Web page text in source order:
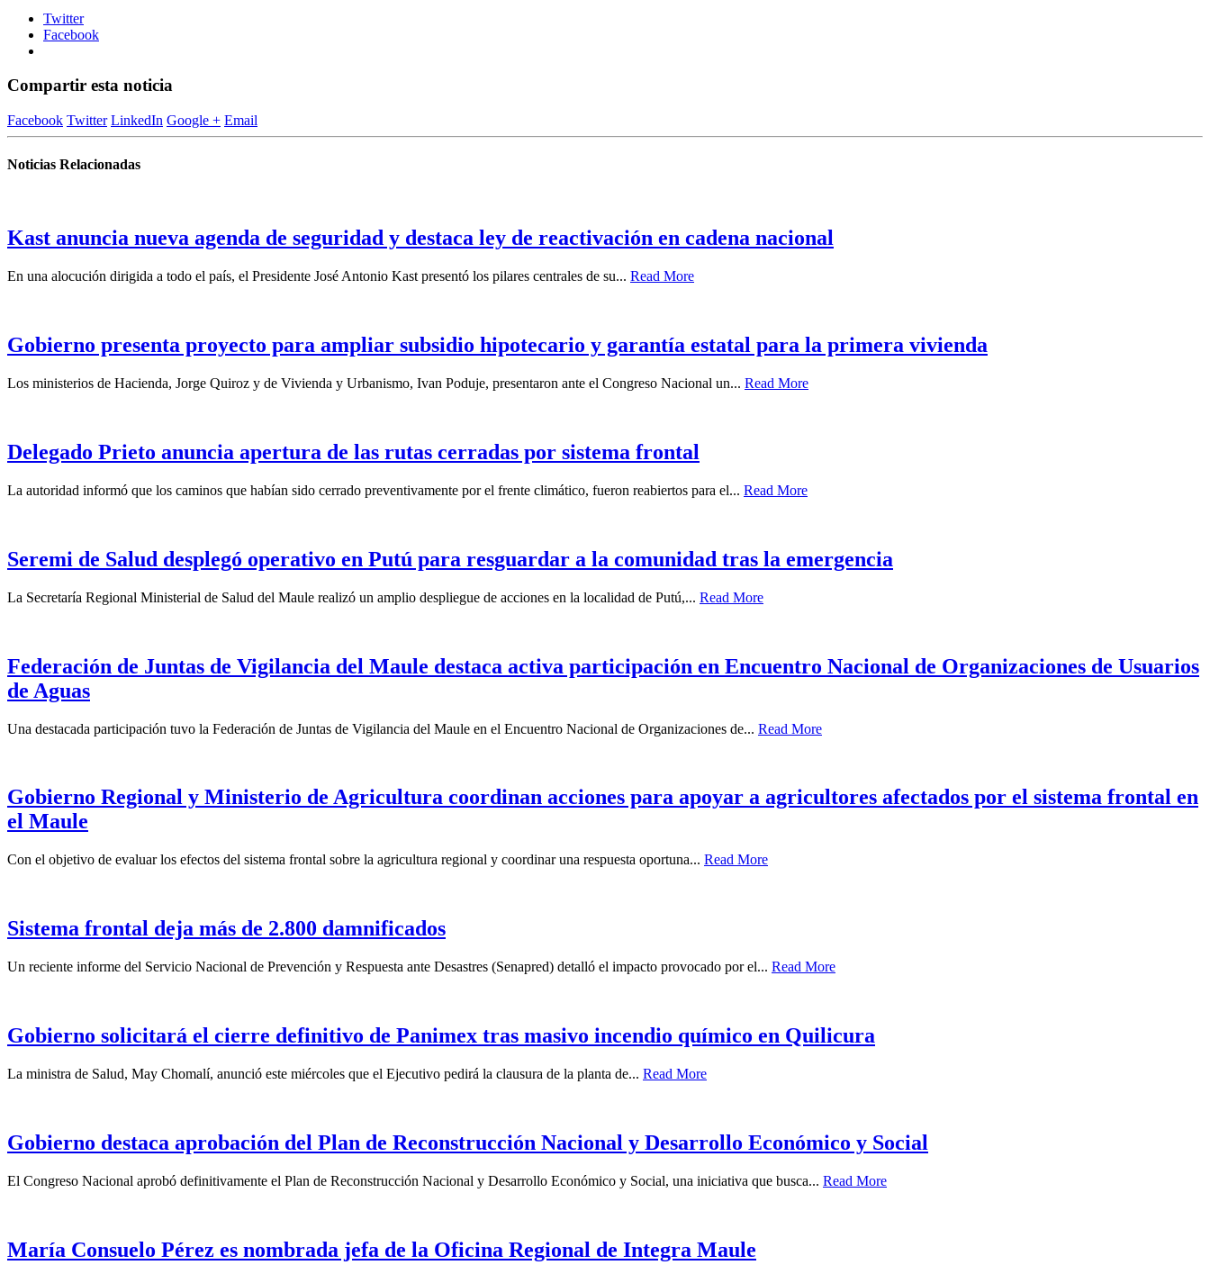
Twitter
Facebook
Compartir esta noticia
Facebook Twitter LinkedIn Google + Email
Noticias Relacionadas
Kast anuncia nueva agenda de seguridad y destaca ley de reactivación en cadena nacional
En una alocución dirigida a todo el país, el Presidente José Antonio Kast presentó los pilares centrales de su... Read More
Gobierno presenta proyecto para ampliar subsidio hipotecario y garantía estatal para la primera vivienda
Los ministerios de Hacienda, Jorge Quiroz y de Vivienda y Urbanismo, Ivan Poduje, presentaron ante el Congreso Nacional un... Read More
Delegado Prieto anuncia apertura de las rutas cerradas por sistema frontal
La autoridad informó que los caminos que habían sido cerrado preventivamente por el frente climático, fueron reabiertos para el... Read More
Seremi de Salud desplegó operativo en Putú para resguardar a la comunidad tras la emergencia
La Secretaría Regional Ministerial de Salud del Maule realizó un amplio despliegue de acciones en la localidad de Putú,... Read More
Federación de Juntas de Vigilancia del Maule destaca activa participación en Encuentro Nacional de Organizaciones de Usuarios
de Aguas
Una destacada participación tuvo la Federación de Juntas de Vigilancia del Maule en el Encuentro Nacional de Organizaciones de... Read More
Gobierno Regional y Ministerio de Agricultura coordinan acciones para apoyar a agricultores afectados por el sistema frontal en
el Maule
Con el objetivo de evaluar los efectos del sistema frontal sobre la agricultura regional y coordinar una respuesta oportuna... Read More
Sistema frontal deja más de 2.800 damnificados
Un reciente informe del Servicio Nacional de Prevención y Respuesta ante Desastres (Senapred) detalló el impacto provocado por el... Read More
Gobierno solicitará el cierre definitivo de Panimex tras masivo incendio químico en Quilicura
La ministra de Salud, May Chomalí, anunció este miércoles que el Ejecutivo pedirá la clausura de la planta de... Read More
Gobierno destaca aprobación del Plan de Reconstrucción Nacional y Desarrollo Económico y Social
El Congreso Nacional aprobó definitivamente el Plan de Reconstrucción Nacional y Desarrollo Económico y Social, una iniciativa que busca... Read More
María Consuelo Pérez es nombrada jefa de la Oficina Regional de Integra Maule